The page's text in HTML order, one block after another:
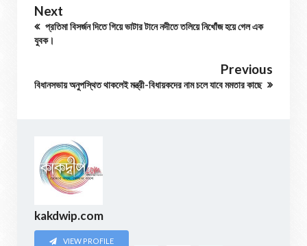
Next
প্রতিমা বিসর্জন দিতে গিয়ে ভাটার টানে নদীতে তলিয়ে নিখোঁজ হয়ে গেল এক
যুবক।
Previous
বিধানসভায় অনুপস্থিত থাকলেই মন্ত্রী-বিধায়কদের নাম চলে যাবে মমতার কাছে
kakdwip.com
VIEW PROFILE